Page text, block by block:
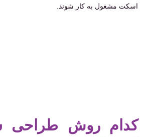
اسکت مشغول به کار شوند.
کدام روش طراحی